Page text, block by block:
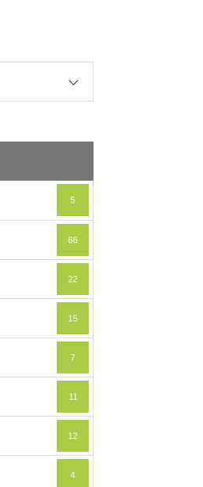
5
66
22
15
7
11
12
4